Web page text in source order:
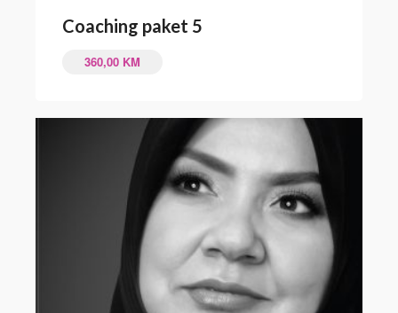
Coaching paket 5
360,00 KM